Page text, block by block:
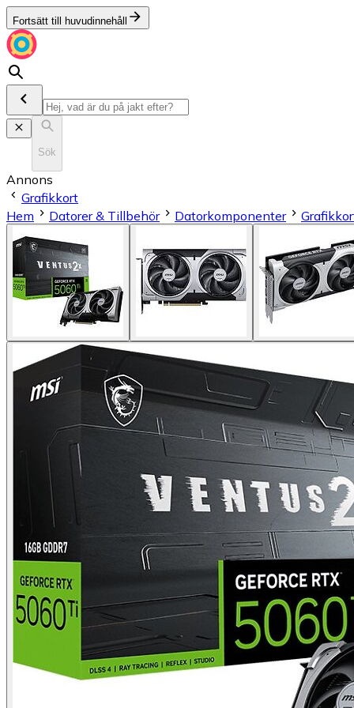
Fortsätt till huvudinnehåll
Sök
Annons
Grafikkort
Hem
Datorer & Tillbehör Datorkomponenter